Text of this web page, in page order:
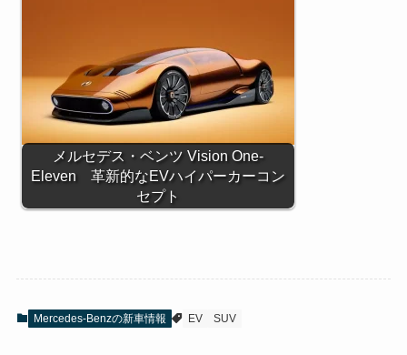
メルセデス・ベンツ Vision One-
Eleven 革新的なEVハイパーカーコン
セプト
Mercedes-Benzの新車情報 EV SUV